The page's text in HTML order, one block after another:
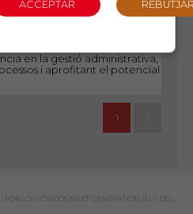
en la gestió administrativa,
i aprofitant el potencial
2ª
1
LOS FONDOS NEXT GENERATION (EU) DEL